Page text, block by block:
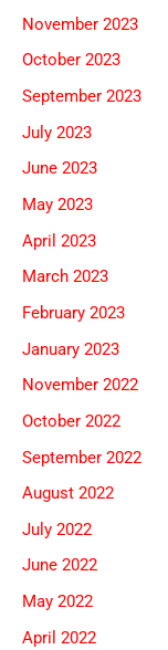
November 2023
October 2023
September 2023
July 2023
June 2023
May 2023
April 2023
March 2023
February 2023
January 2023
November 2022
October 2022
September 2022
August 2022
July 2022
June 2022
May 2022
April 2022